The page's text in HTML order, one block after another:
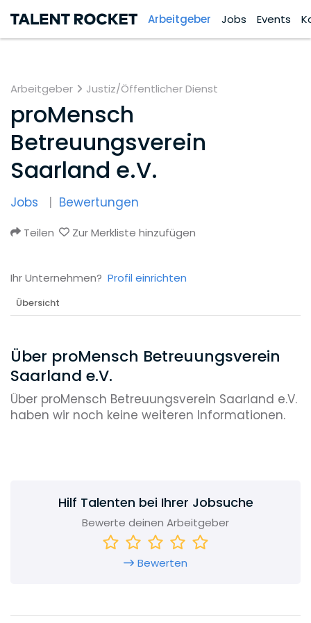
Arbeitgeber Jobs Events
Arbeitgeber Justiz/Öffentlicher Dienst
proMensch
Betreuungsverein
Saarland e.V.
Jobs Bewertungen
Teilen Zur Merkliste hinzufügen
Ihr Unternehmen? Profil einrichten
Übersicht
Über proMensch Betreuungsverein
Saarland e.V.
Über proMensch Betreuungsverein Saarland e.V.
haben wir noch keine weiteren Informationen.
Hilf Talenten bei Ihrer Jobsuche
Bewerte deinen Arbeitgeber
Bewerten